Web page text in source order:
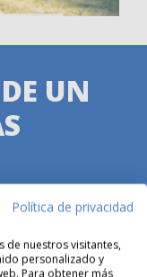
UN
Estaba muy
me trató y
¡Parte
Política de privacidad
de nuestros visitantes,
personalizado y
Para obtener más